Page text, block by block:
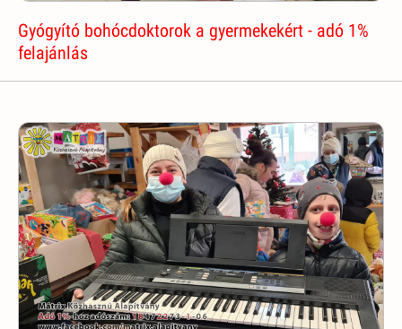
Gyógyító bohócdoktorok a gyermekekért - adó 1%
felajánlás